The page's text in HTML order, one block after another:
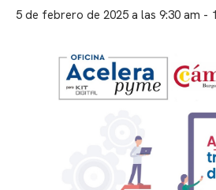
5 de febrero de 2025 a las 9:30 am -